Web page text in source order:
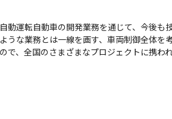
動運転自動車の開発業務を通じて、今後
うな業務とは一線を画す、車両制御全体
で、全国のさまざまなプロジェクトに携わ